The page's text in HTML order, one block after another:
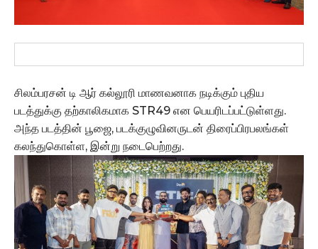
சிலம்பரசன் டி ஆர் கல்லூரி மாணவனாக நடிக்கும் புதிய
படத்துக்கு தற்காலிகமாக STR49 என பெயரிடப்பட்டுள்ளது.
அந்த படத்தின் பூஜை, படக்குழுவினருடன் திரைப்பிரபலங்கள்
கலந்துகொள்ள, இன்று நடைபெற்றது.